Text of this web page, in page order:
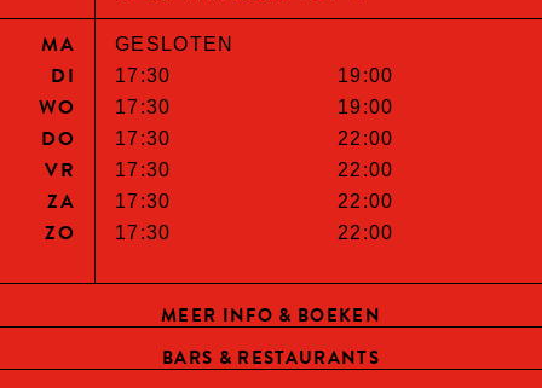
MA GESLOTEN
DI 17:30 19:00
WO 17:30 19:00
DO 17:30 22:00
VR 17:30 22:00
ZA 17:30 22:00
ZO 17:30 22:00
MEER INFO & BOEKEN
BARS & RESTAURANTS